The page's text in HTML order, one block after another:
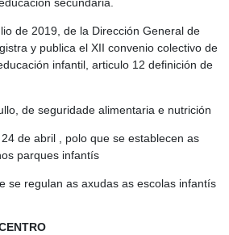
secundaria.
de 2019, de la Dirección General de
y publica el XII convenio colectivo de
infantil, articulo 12 definición de
de seguridade alimentaria e nutrición
de abril , polo que se establecen as
parques infantís
se regulan as axudas as escolas infantís